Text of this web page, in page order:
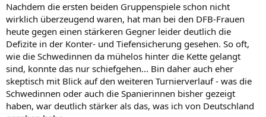
:
Nachdem die ersten beiden Gruppenspiele schon nicht
wirklich überzeugend waren, hat man bei den DFB-Frauen
heute gegen einen stärkeren Gegner leider deutlich die
Defizite in der Konter- und Tiefensicherung gesehen. So oft,
wie die Schwedinnen da mühelos hinter die Kette gelangt
sind, konnte das nur schiefgehen... Bin daher auch eher
skeptisch mit Blick auf den weiteren Turnierverlauf - was die
Schwedinnen oder auch die Spanierinnen bisher gezeigt
haben, war deutlich stärker als das, was ich von Deutschland